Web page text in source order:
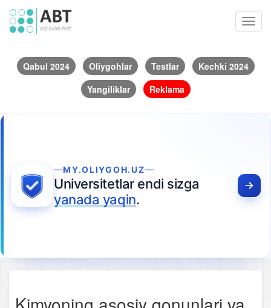
Qabul 2024 Oliygohlar Testlar
Kechki 2024
Yangiliklar
Reklama
MY.OLIYGOH.UZ
Universitetlar endi sizga
yanada yaqin.